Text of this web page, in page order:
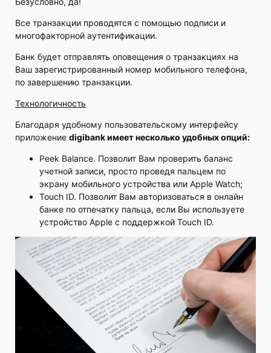
Все транзакции проводятся с помощью подписи и
многофакторной аутентификации.
Банк будет отправлять оповещения о транзакциях на
Ваш зарегистрированный номер мобильного телефона,
по завершению транзакции.
Технологичность
Благодаря удобному пользовательскому интерфейсу
приложение digibank имеет несколько удобных опций:
Peek Balance. Позволит Вам проверить баланс
учетной записи, просто проведя пальцем по
экрану мобильного устройства или Apple Watch;
Touch ID. Позволит Вам авторизоваться в онлайн
банке по отпечатку пальца, если Вы используете
устройство Apple с поддержкой Touch ID.